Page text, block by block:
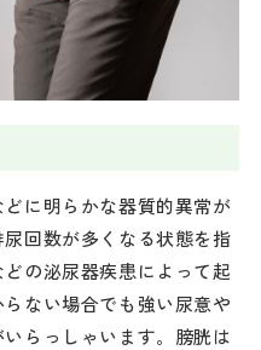
に明らかな器質的異常が
回数が多くなる状態を指
の泌尿器疾患によって起
ない場合でも強い尿意や
らっしゃいます。膀胱は